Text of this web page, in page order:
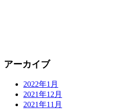
アーカイブ
2022年1月
2021年12月
2021年11月